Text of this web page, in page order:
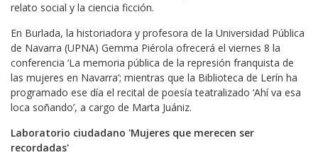
relato social y la ciencia ficción.
En Burlada, la historiadora y profesora de la Universidad Pública
de Navarra (UPNA) Gemma Piérola ofrecerá el viernes 8 la
conferencia ‘La memoria pública de la represión franquista de
las mujeres en Navarra’; mientras que la Biblioteca de Lerín ha
programado ese día el recital de poesía teatralizado ‘Ahí va esa
loca soñando’, a cargo de Marta Juániz.
Laboratorio ciudadano 'Mujeres que merecen ser
recordadas'